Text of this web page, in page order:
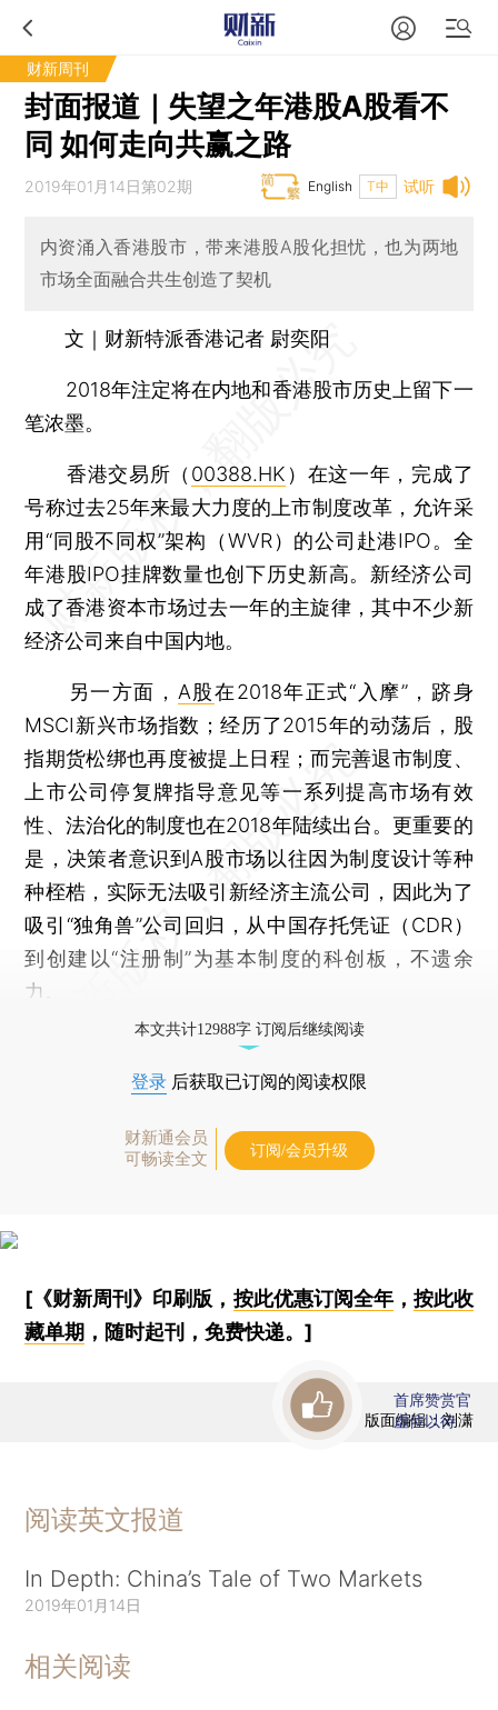
财新周刊
封面报道｜失望之年港股A股看不
同 如何走向共赢之路
试听
2019年01月14日第02期 T中
English
内资涌入香港股市，带来港股A股化担忧，也为两地
市场全面融合共生创造了契机
文｜财新特派香港记者 尉奕阳
2018年注定将在内地和香港股市历史上留下一
笔浓墨。
香港交易所（ 00388.HK ）在这一年，完成了
号称过去25年来最大力度的上市制度改革，允许采
用“同股不同权”架构（WVR）的公司赴港IPO。全
年港股IPO挂牌数量也创下历史新高。新经济公司
成了香港资本市场过去一年的主旋律，其中不少新
经济公司来自中国内地。
另一方面， A股在2018年正式“入摩”，跻身
MSCI新兴市场指数；经历了2015年的动荡后，股
指期货松绑也再度被提上日程；而完善退市制度、
上市公司停复牌指导意见等一系列提高市场有效
性、法治化的制度也在2018年陆续出台。更重要的
是，决策者意识到A股市场以往因为制度设计等种
种桎梏，实际无法吸引新经济主流公司，因此为了
吸引“独角兽”公司回归，从中国存托凭证（CDR）
到创建以“注册制”为基本制度的科创板，不遗余
力。
本文共计12988字 订阅后继续阅读
登录 后获取已订阅的阅读权限
财新通会员
可畅读全文
订阅/会员升级
[《财新周刊》印刷版， 按此优惠订阅全年， 按此收
藏单期 ，随时起刊，免费快递。]
版面编辑：刘潇
首席赞赏官
虚位以待
阅读英文报道
In Depth: China’s Tale of Two Markets
2019年01月14日
相关阅读